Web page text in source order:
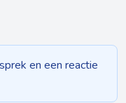
en een reactie